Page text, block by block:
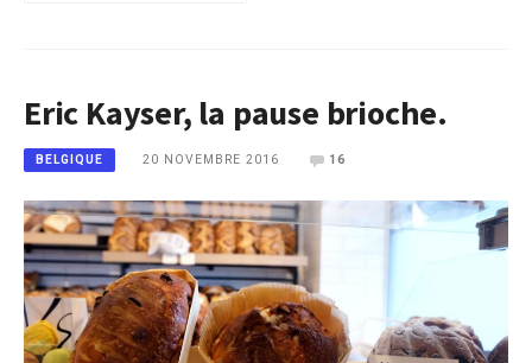
Eric Kayser, la pause brioche.
BELGIQUE 20 NOVEMBRE 2016 16